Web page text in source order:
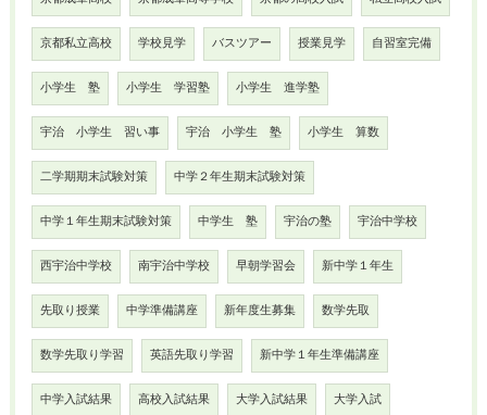
京都私立高校 学校見学 バスツアー 授業見学 自習室完備
小学生 塾 小学生 学習塾 小学生 進学塾
宇治 小学生 習い事 宇治 小学生 塾 小学生 算数
二学期期末試験対策 中学２年生期末試験対策
中学１年生期末試験対策 中学生 塾 宇治の塾 宇治中学校
西宇治中学校 南宇治中学校 早朝学習会 新中学１年生
先取り授業 中学準備講座 新年度生募集 数学先取
数学先取り学習 英語先取り学習 新中学１年生準備講座
中学入試結果 高校入試結果 大学入試結果 大学入試